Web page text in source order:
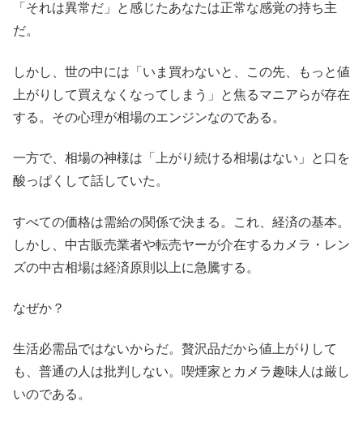
「それは異常だ」と感じたあなたは正常な感覚の持ち主
だ。
しかし、世の中には「いま買わないと、この先、もっと値
上がりして買えなくなってしまう」と焦るマニアらが存在
する。その心理が相場のエンジンなのである。
一方で、相場の神様は「上がり続ける相場はない」と口を
酸っぱくして話していた。
すべての価格は需給の関係で決まる。これ、経済の基本。
しかし、中古販売業者や転売ヤーが介在するカメラ・レン
ズの中古相場は経済原則以上に急騰する。
なぜか？
生活必需品ではないからだ。贅沢品だから値上がりして
も、普通の人は批判しない。喫煙家とカメラ趣味人は厳し
いのである。